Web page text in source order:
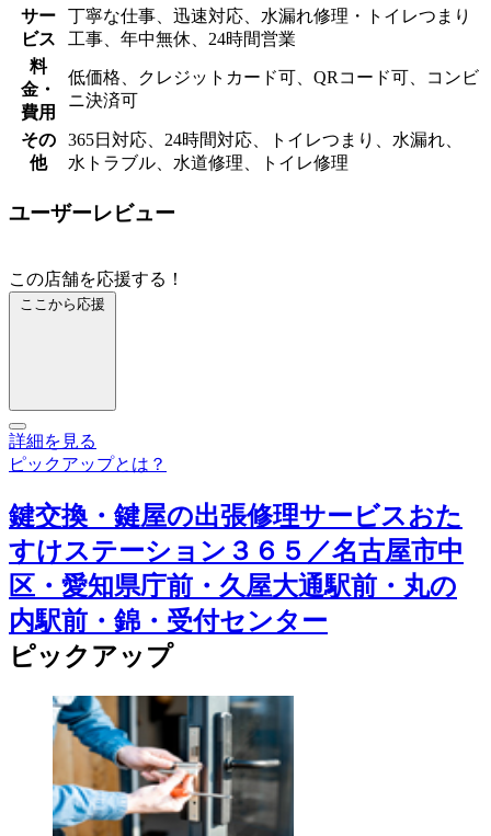
サー
ビス
丁寧な仕事、迅速対応、水漏れ修理・トイレつまり
工事、年中無休、24時間営業
料
金・
費用
低価格、クレジットカード可、QRコード可、コンビ
ニ決済可
その
他
365日対応、24時間対応、トイレつまり、水漏れ、
水トラブル、水道修理、トイレ修理
ユーザーレビュー
この店舗を応援する！
ここから応援
詳細を見る
ピックアップとは？
鍵交換・鍵屋の出張修理サービスおた
すけステーション３６５／名古屋市中
区・愛知県庁前・久屋大通駅前・丸の
内駅前・錦・受付センター
ピックアップ